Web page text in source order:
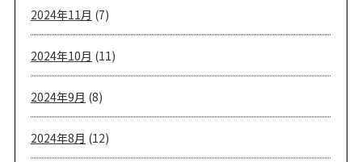
2024年11月 (7)
2024年10月 (11)
2024年9月 (8)
2024年8月 (12)